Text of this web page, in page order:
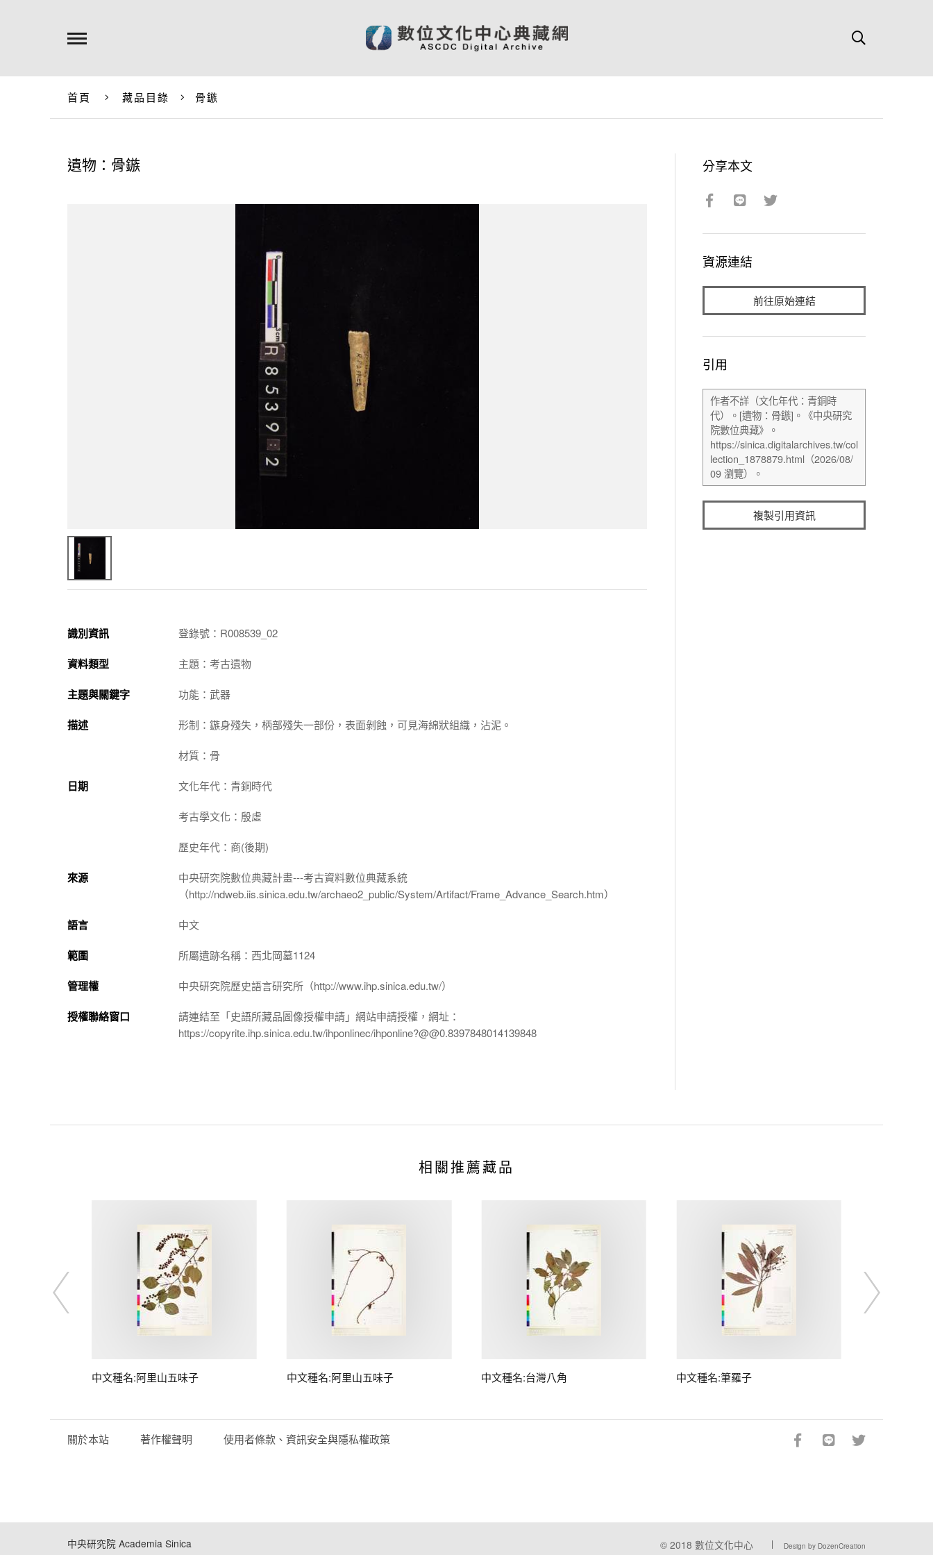
首頁 藏品目錄 骨鏃
遺物：骨鏃
識別資訊 登錄號：R008539_02
資料類型 主題：考古遺物
主題與關鍵字 功能：武器
描述 形制：鏃身殘失，柄部殘失一部份，表面剝蝕，可見海綿狀組織，沾泥。
材質：骨
日期 文化年代：青銅時代
考古學文化：殷虛
歷史年代：商(後期)
來源
中央研究院數位典藏計畫---考古資料數位典藏系統
（http://ndweb.iis.sinica.edu.tw/archaeo2_public/System/Artifact/Frame_Advance_Search.htm）
語言 中文
範圍 所屬遺跡名稱：西北岡墓1124
管理權 中央研究院歷史語言研究所（http://www.ihp.sinica.edu.tw/）
授權聯絡窗口
請連結至「史語所藏品圖像授權申請」網站申請授權，網址：
https://copyrite.ihp.sinica.edu.tw/ihponlinec/ihponline?@@0.8397848014139848
分享本文
資源連結
前往原始連結
引用
複製引用資訊
相關推薦藏品
中文種名:阿里山五味子 中文種名:阿里山五味子 中文種名:台灣八角 中文種名:筆羅子
關於本站 著作權聲明 使用者條款、資訊安全與隱私權政策
中央研究院 Academia Sinica © 2018 數位文化中心 Design by DozenCreation